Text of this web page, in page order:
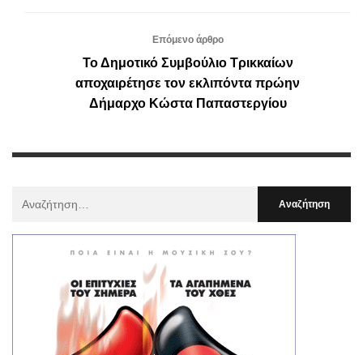
Επόμενο άρθρο
Το Δημοτικό Συμβούλιο Τρικκαίων
αποχαιρέτησε τον εκλιπόντα πρώην
Δήμαρχο Κώστα Παπαστεργίου
: